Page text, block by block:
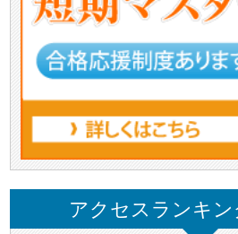
アクセスランキン